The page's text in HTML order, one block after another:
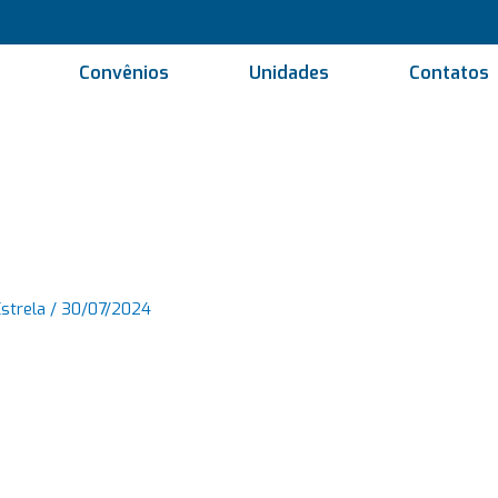
Convênios Unidades Contatos
/ 30/07/2024